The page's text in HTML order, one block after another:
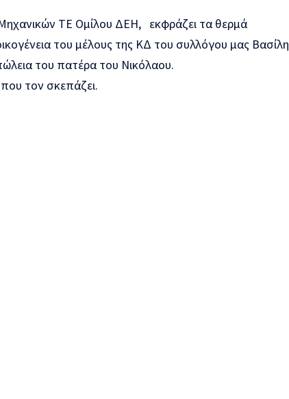
ΤΕ Ομίλου ΔΕΗ, εκφράζει τα θερμά
του μέλους της ΚΔ του συλλόγου μας Βασίλη
του πατέρα του Νικόλαου.
τον σκεπάζει.